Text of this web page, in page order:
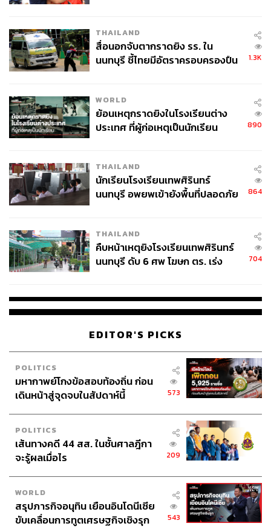
THAILAND
สื่อนอกจับตากราดยิง รร. ใน
นนทบุรี ชี้ไทยมีอัตราครอบครองปืน
1.3K
WORLD
ย้อนเหตุกราดยิงในโรงเรียนต่าง
ประเทศ ที่ผู้ก่อเหตุเป็นนักเรียน
890
THAILAND
นักเรียนโรงเรียนเทพศิรินทร์
นนทบุรี อพยพเข้ายังพื้นที่ปลอดภัย
864
THAILAND
คืบหน้าเหตุยิงโรงเรียนเทพศิรินทร์
นนทบุรี ดับ 6 ศพ โฆษก ตร. เร่ง
704
EDITOR'S PICKS
POLITICS
มหากาพย์โกงข้อสอบท้องถิ่น ก่อน
เดินหน้าสู่จุดจบในสัปดาห์นี้
573
POLITICS
เส้นทางคดี 44 สส. ในชั้นศาลฎีกา
จะรู้ผลเมื่อไร
209
WORLD
สรุปภารกิจอนุทิน เยือนอินโดนีเซีย
ขับเคลื่อนการทูตเศรษฐกิจเชิงรุก
543